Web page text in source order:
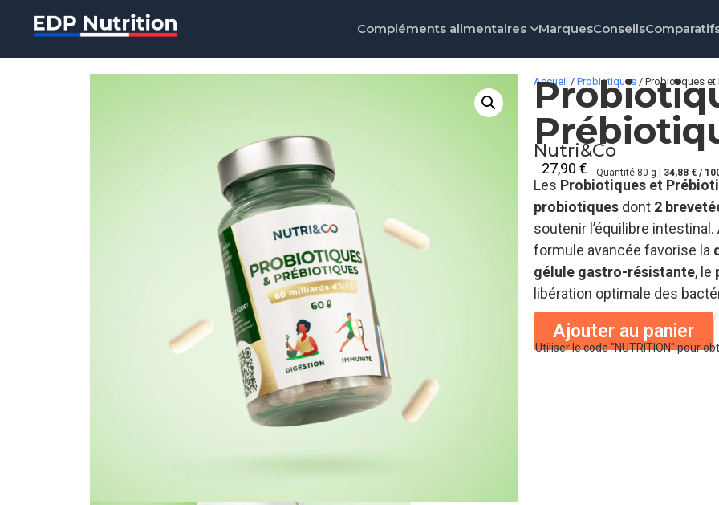
Compléments alimentaires MarquesConseils
Accueil /Probiotiques / Probiotiques et
Nutri&Co
27,90€ Quantité 80 g | 34,88 € /
Les Probiotiques et
probiotiques dont 2
soutenir l’équilibre
formule avancée favorise la
gélule gastro-résistante, le
libération optimale des
Ajouter au panier
Utiliser le code "NUTRITION" pour